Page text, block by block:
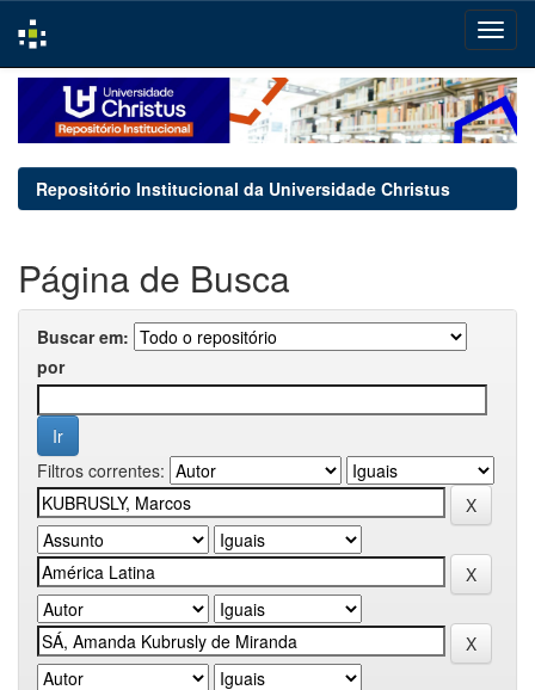
navigation
Repositório Institucional da Universidade Christus
Página de Busca
Buscar em:
por
Filtros correntes: